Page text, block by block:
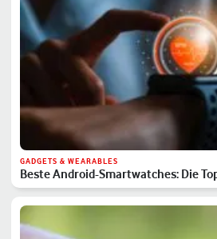
GADGETS & WEARABLES
Beste Android-Smartwatches: Die